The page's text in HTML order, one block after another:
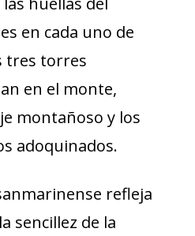
en cada uno de
tres torres
en el monte,
montañoso y los
adoquinados.
refleja
sencillez de la